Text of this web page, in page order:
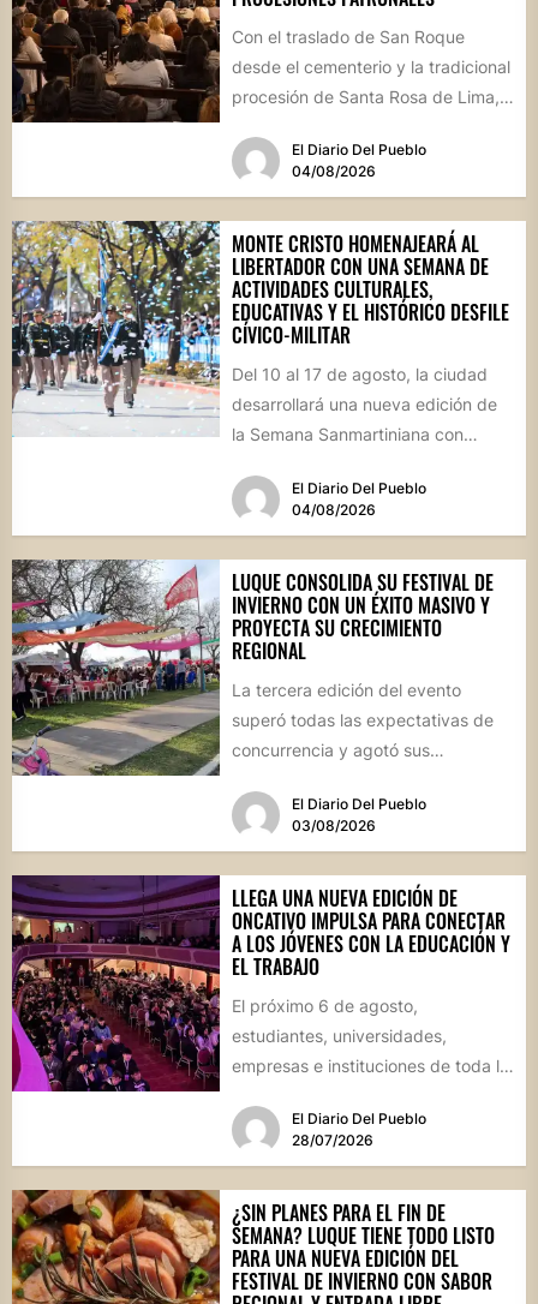
Con el traslado de San Roque
desde el cementerio y la tradicional
procesión de Santa Rosa de Lima,
El Diario Del Pueblo
04/08/2026
MONTE CRISTO HOMENAJEARÁ AL
LIBERTADOR CON UNA SEMANA DE
ACTIVIDADES CULTURALES,
EDUCATIVAS Y EL HISTÓRICO DESFILE
CÍVICO-MILITAR
Del 10 al 17 de agosto, la ciudad
desarrollará una nueva edición de
la Semana Sanmartiniana con
El Diario Del Pueblo
04/08/2026
LUQUE CONSOLIDA SU FESTIVAL DE
INVIERNO CON UN ÉXITO MASIVO Y
PROYECTA SU CRECIMIENTO
REGIONAL
La tercera edición del evento
superó todas las expectativas de
concurrencia y agotó sus
marco, el...El Diario Del Pueblo
03/08/2026
LLEGA UNA NUEVA EDICIÓN DE
ONCATIVO IMPULSA PARA CONECTAR
A LOS JÓVENES CON LA EDUCACIÓN Y
EL TRABAJO
El próximo 6 de agosto,
estudiantes, universidades,
empresas e instituciones de toda la
que...
El Diario Del Pueblo
28/07/2026
¿SIN PLANES PARA EL FIN DE
SEMANA? LUQUE TIENE TODO LISTO
PARA UNA NUEVA EDICIÓN DEL
FESTIVAL DE INVIERNO CON SABOR